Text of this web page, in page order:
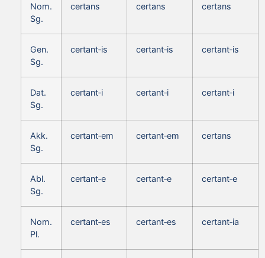
Nom.
Sg.
certans certans certans
Gen.
Sg.
certant‑is certant‑is certant‑is
Dat.
Sg.
certant‑i certant‑i certant‑i
Akk.
Sg.
certant‑em certant‑em certans
Abl.
Sg.
certant‑e certant‑e certant‑e
Nom.
Pl.
certant‑es certant‑es certant‑ia